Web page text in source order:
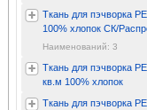
Ткань для пэчворка
100% хлопок СК/
Наименований: 3
Ткань для пэчворка
кв.м 100% хлопок
Ткань для пэчворка